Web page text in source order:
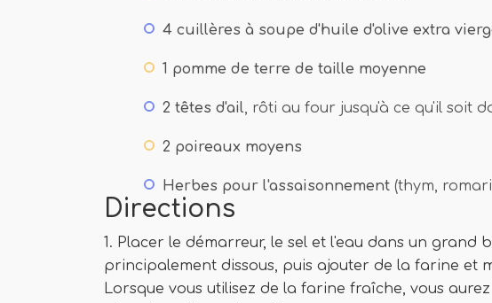
4 cuillères à soupe d'huile d'olive extra
1 pomme de terre de taille moyenne
2 têtes d'ail, rôti au four jusqu'à ce qu'il soit
2 poireaux moyens
Herbes pour l'assaisonnement (thym,
Directions
1. Placer le démarreur, le sel et l'eau dans un grand
principalement dissous, puis ajouter de la farine et
Lorsque vous utilisez de la farine fraîche, vous